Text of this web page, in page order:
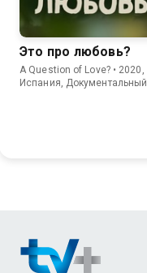
Это про любовь?
A Question of Love? • 2020,
Испания, Документальный